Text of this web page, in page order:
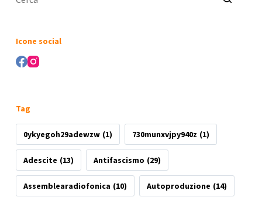
Icone social
Tag
0ykyegoh29adewzw (1) 730munxvjpy940z (1)
Adescite (13) Antifascismo (29)
Assemblearadiofonica (10) Autoproduzione (14)